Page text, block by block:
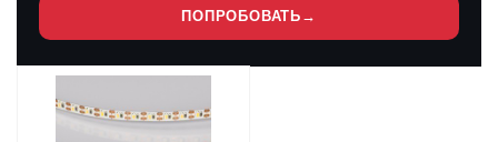
ПОПРОБОВАТЬ →